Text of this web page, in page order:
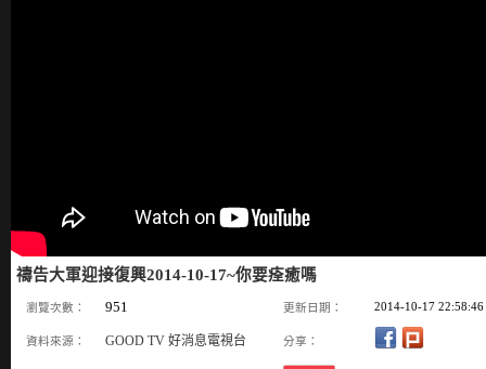
禱告大軍迎接復興2014-10-17~你要痊癒嗎
瀏覽次數： 951 更新日期： 2014-10-17 22:58:46
資料來源： GOOD TV 好消息電視台 分享：